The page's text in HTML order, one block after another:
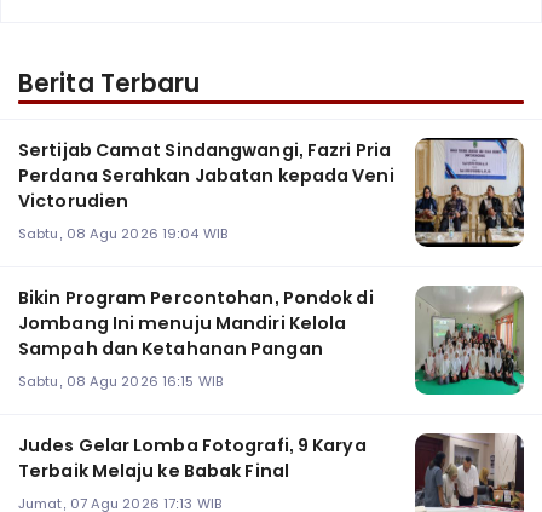
Berita Terbaru
Sertijab Camat Sindangwangi, Fazri Pria
Perdana Serahkan Jabatan kepada Veni
Victorudien
Sabtu, 08 Agu 2026 19:04 WIB
Bikin Program Percontohan, Pondok di
Jombang Ini menuju Mandiri Kelola
Sampah dan Ketahanan Pangan
Sabtu, 08 Agu 2026 16:15 WIB
Judes Gelar Lomba Fotografi, 9 Karya
Terbaik Melaju ke Babak Final
Jumat, 07 Agu 2026 17:13 WIB